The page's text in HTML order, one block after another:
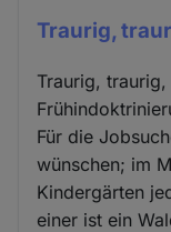
Traurig,
Traurig,
Für die
wünschen; im
Kindergärten
einer ist ein